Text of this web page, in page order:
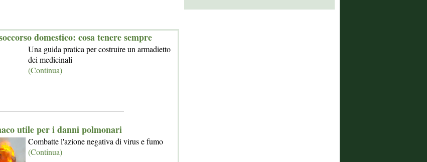
domestico: cosa tenere sempre
Una guida pratica per costruire un armadietto
dei medicinali
(Continua)
utile per i danni polmonari
Combatte l'azione negativa di virus e fumo
(Continua)